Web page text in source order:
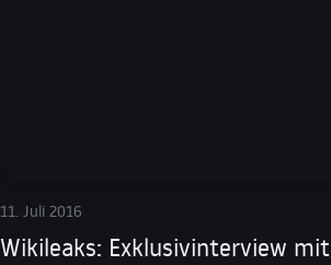
11. Juli 2016
Wikileaks: Exklusivinterview mit